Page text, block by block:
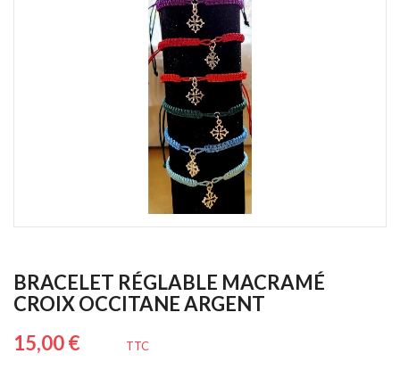
BRACELET RÉGLABLE MACRAMÉ
CROIX OCCITANE ARGENT
15,00 €
TTC